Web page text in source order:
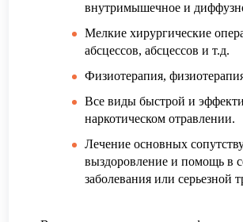
внутримышечное и
Мелкие хирургические
абсцессов, абсцессов и т.д.
Физиотерапия,
Все виды быстрой и
наркотическом отравлении.
Лечение основных
выздоровление и помощь в
заболевания или серьезной